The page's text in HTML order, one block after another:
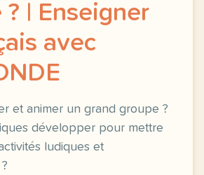
? | Enseigner
avec
et animer un grand groupe ?
développer pour mettre
ludiques et